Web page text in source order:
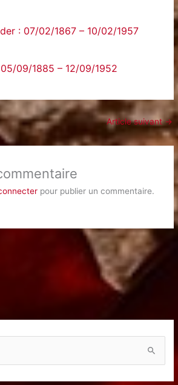
: 07/02/1867 – 10/02/1957
09/1885 – 12/09/1952
Article suivant→
pour publier un commentaire.